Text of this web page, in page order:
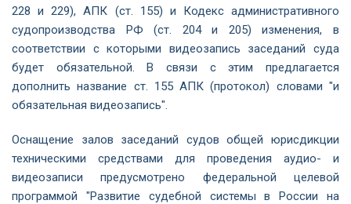
228 и 229), АПК (ст. 155) и Кодекс административного
судопроизводства РФ (ст. 204 и 205) изменения, в
соответствии с которыми видеозапись заседаний суда
будет обязательной. В связи с этим предлагается
дополнить название ст. 155 АПК (протокол) словами "и
обязательная видеозапись".
Оснащение залов заседаний судов общей юрисдикции
техническими средствами для проведения аудио- и
видеозаписи предусмотрено федеральной целевой
программой "Развитие судебной системы в России на